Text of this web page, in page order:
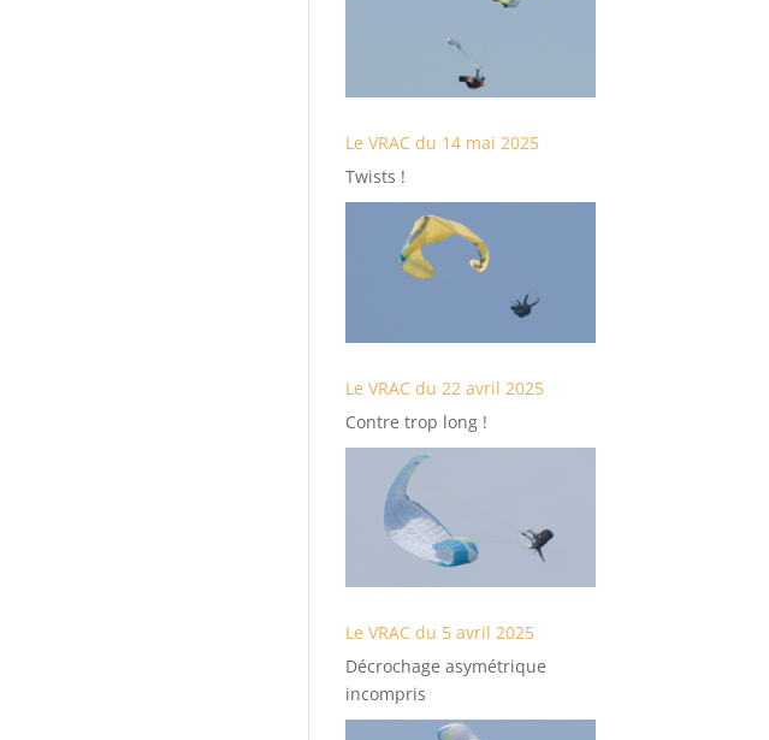
Le VRAC du 14 mai 2025
Twists !
Le VRAC du 22 avril 2025
Contre trop long !
Le VRAC du 5 avril 2025
Décrochage asymétrique
incompris